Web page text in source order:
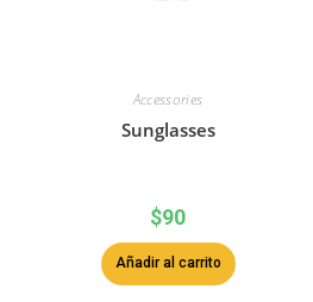
Accessories
Sunglasses
$90
Añadir al carrito